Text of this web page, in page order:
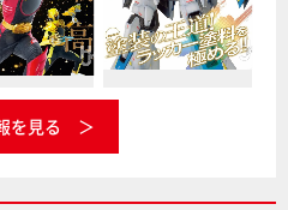
を見る